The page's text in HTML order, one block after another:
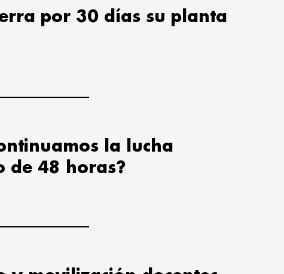
por 30 días su planta
la lucha
de 48 horas?